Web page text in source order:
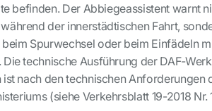
befinden. Der Abbiegeassistent warnt
der innerstädtischen Fahrt,
Spurwechsel oder beim Einfädeln
technische Ausführung der DAF-
nach den technischen Anforderungen
(siehe Verkehrsblatt 19-2018